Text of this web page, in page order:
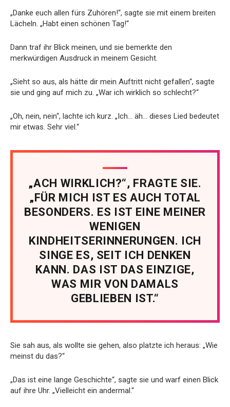
„Danke euch allen fürs Zuhören!“, sagte sie mit einem breiten
Lächeln. „Habt einen schönen Tag!“
Dann traf ihr Blick meinen, und sie bemerkte den
merkwürdigen Ausdruck in meinem Gesicht.
„Sieht so aus, als hätte dir mein Auftritt nicht gefallen“, sagte
sie und ging auf mich zu. „War ich wirklich so schlecht?“
„Oh, nein, nein“, lachte ich kurz. „Ich… äh… dieses Lied bedeutet
mir etwas. Sehr viel.“
„ACH WIRKLICH?“, FRAGTE SIE.
„FÜR MICH IST ES AUCH TOTAL
BESONDERS. ES IST EINE MEINER
WENIGEN
KINDHEITSERINNERUNGEN. ICH
SINGE ES, SEIT ICH DENKEN
KANN. DAS IST DAS EINZIGE,
WAS MIR VON DAMALS
GEBLIEBEN IST.“
Sie sah aus, als wollte sie gehen, also platzte ich heraus: „Wie
meinst du das?“
„Das ist eine lange Geschichte“, sagte sie und warf einen Blick
auf ihre Uhr. „Vielleicht ein andermal.“